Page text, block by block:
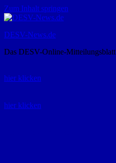
Zum Inhalt springen
DESV-News.de
Das DESV-Online-Mitteilungsblatt
hier klicken
hier klicken